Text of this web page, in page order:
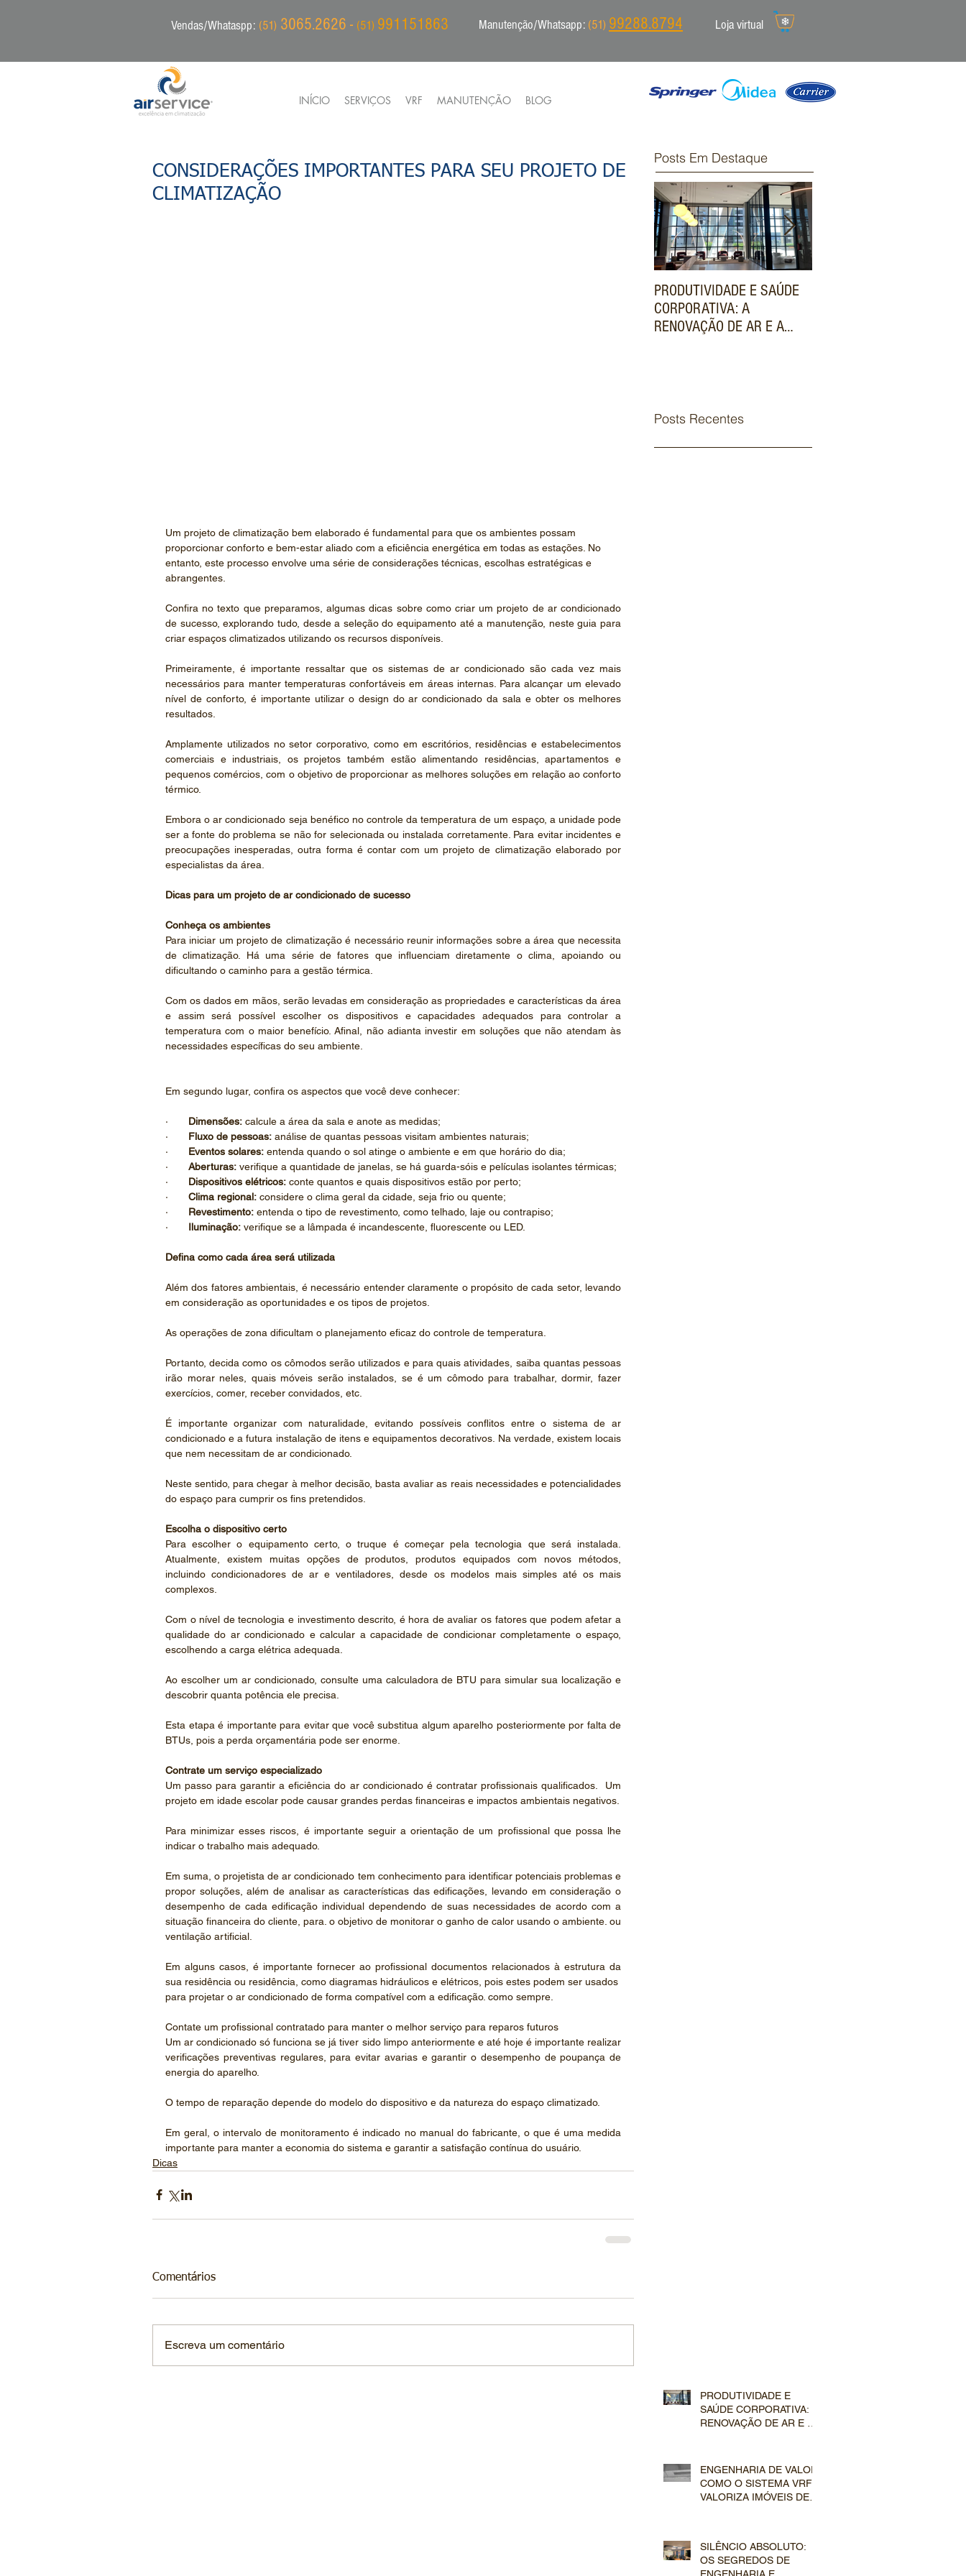
Vendas/Whataspp: (51) 3065.2626 - (51) 991151863 Manutenção/Whatsapp: (51) 99288.8794 Loja virtual
INÍCIO SERVIÇOS VRF MANUTENÇÃO BLOG
CONSIDERAÇÕES IMPORTANTES PARA SEU PROJETO DE
CLIMATIZAÇÃO
Um projeto de climatização bem elaborado é fundamental para que os ambientes possam
proporcionar conforto e bem-estar aliado com a eficiência energética ​​em todas as estações. No
entanto, este processo envolve uma série de considerações técnicas, escolhas estratégicas e
abrangentes.
Confira no texto que preparamos, algumas dicas sobre como criar um projeto de ar condicionado
de sucesso, explorando tudo, desde a seleção do equipamento até a manutenção, neste guia para
criar espaços climatizados utilizando os recursos disponíveis.
Primeiramente, é importante ressaltar que os sistemas de ar condicionado são cada vez mais
necessários para manter temperaturas confortáveis ​​em áreas internas. Para alcançar um elevado
nível de conforto, é importante utilizar o design do ar condicionado da sala e obter os melhores
resultados.
Amplamente utilizados no setor corporativo, como em escritórios, residências e estabelecimentos
comerciais e industriais, os projetos também estão alimentando residências, apartamentos e
pequenos comércios, com o objetivo de proporcionar as melhores soluções em relação ao conforto
térmico.
Embora o ar condicionado seja benéfico no controle da temperatura de um espaço, a unidade pode
ser a fonte do problema se não for selecionada ou instalada corretamente. Para evitar incidentes e
preocupações inesperadas, outra forma é contar com um projeto de climatização elaborado por
especialistas da área.
Dicas para um projeto de ar condicionado de sucesso
Conheça os ambientes
Para iniciar um projeto de climatização é necessário reunir informações sobre a área que necessita
de climatização. Há uma série de fatores que influenciam diretamente o clima, apoiando ou
dificultando o caminho para a gestão térmica.
Com os dados em mãos, serão levadas em consideração as propriedades e características da área
e assim será possível escolher os dispositivos e capacidades adequados para controlar a
temperatura com o maior benefício. Afinal, não adianta investir em soluções que não atendam às
necessidades específicas do seu ambiente.
Em segundo lugar, confira os aspectos que você deve conhecer:
· Dimensões: calcule a área da sala e anote as medidas;
· Fluxo de pessoas: análise de quantas pessoas visitam ambientes naturais;
· Eventos solares: entenda quando o sol atinge o ambiente e em que horário do dia;
· Aberturas: verifique a quantidade de janelas, se há guarda-sóis e películas isolantes térmicas;
· Dispositivos elétricos: conte quantos e quais dispositivos estão por perto;
· Clima regional: considere o clima geral da cidade, seja frio ou quente;
· Revestimento: entenda o tipo de revestimento, como telhado, laje ou contrapiso;
· Iluminação: verifique se a lâmpada é incandescente, fluorescente ou LED.
Defina como cada área será utilizada
Além dos fatores ambientais, é necessário entender claramente o propósito de cada setor, levando
em consideração as oportunidades e os tipos de projetos.
As operações de zona dificultam o planejamento eficaz do controle de temperatura.
Portanto, decida como os cômodos serão utilizados e para quais atividades, saiba quantas pessoas
irão morar neles, quais móveis serão instalados, se é um cômodo para trabalhar, dormir, fazer
exercícios, comer, receber convidados, etc.
É importante organizar com naturalidade, evitando possíveis conflitos entre o sistema de ar
condicionado e a futura instalação de itens e equipamentos decorativos. Na verdade, existem locais
que nem necessitam de ar condicionado.
Neste sentido, para chegar à melhor decisão, basta avaliar as reais necessidades e potencialidades
do espaço para cumprir os fins pretendidos.
Escolha o dispositivo certo
Para escolher o equipamento certo, o truque é começar pela tecnologia que será instalada.
Atualmente, existem muitas opções de produtos, produtos equipados com novos métodos,
incluindo condicionadores de ar e ventiladores, desde os modelos mais simples até os mais
complexos.
Com o nível de tecnologia e investimento descrito, é hora de avaliar os fatores que podem afetar a
qualidade do ar condicionado e calcular a capacidade de condicionar completamente o espaço,
escolhendo a carga elétrica adequada.
Ao escolher um ar condicionado, consulte uma calculadora de BTU para simular sua localização e
descobrir quanta potência ele precisa.
Esta etapa é importante para evitar que você substitua algum aparelho posteriormente por falta de
BTUs, pois a perda orçamentária pode ser enorme.
Contrate um serviço especializado
Um passo para garantir a eficiência do ar condicionado é contratar profissionais qualificados.  Um
projeto em idade escolar pode causar grandes perdas financeiras e impactos ambientais negativos.
Para minimizar esses riscos, é importante seguir a orientação de um profissional que possa lhe
indicar o trabalho mais adequado.
Em suma, o projetista de ar condicionado tem conhecimento para identificar potenciais problemas e
propor soluções, além de analisar as características das edificações, levando em consideração o
desempenho de cada edificação individual dependendo de suas necessidades de acordo com a
situação financeira do cliente, para. o objetivo de monitorar o ganho de calor usando o ambiente. ou
ventilação artificial.
Em alguns casos, é importante fornecer ao profissional documentos relacionados à estrutura da
sua residência ou residência, como diagramas hidráulicos e elétricos, pois estes podem ser usados ​​
para projetar o ar condicionado de forma compatível com a edificação. como sempre.
Contate um profissional contratado para manter o melhor serviço para reparos futuros
Um ar condicionado só funciona se já tiver sido limpo anteriormente e até hoje é importante realizar
verificações preventivas regulares, para evitar avarias e garantir o desempenho de poupança de
energia do aparelho.
O tempo de reparação depende do modelo do dispositivo e da natureza do espaço climatizado.
Em geral, o intervalo de monitoramento é indicado no manual do fabricante, o que é uma medida
importante para manter a economia do sistema e garantir a satisfação contínua do usuário.
Dicas
Comentários
Escreva um comentário
Posts Em Destaque
PRODUTIVIDADE E SAÚDE
CORPORATIVA: A
RENOVAÇÃO DE AR E A
Posts Recentes
PRODUTIVIDADE E
SAÚDE CORPORATIVA: A
RENOVAÇÃO DE AR E A
COMERCIAIS
ENGENHARIA DE VALOR:
COMO O SISTEMA VRF
VALORIZA IMÓVEIS DE
SILÊNCIO ABSOLUTO:
OS SEGREDOS DE
ENGENHARIA E